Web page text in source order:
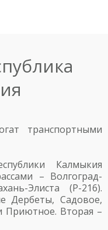
транспортными
Калмыкия
– Волгоград-
Элиста (Р-216).
Дербеты, Садовое,
Приютное. Вторая –